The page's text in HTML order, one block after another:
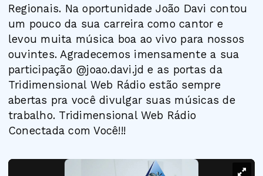
Regionais. Na oportunidade João Davi contou
um pouco da sua carreira como cantor e
levou muita música boa ao vivo para nossos
ouvintes. Agradecemos imensamente a sua
participação @joao.davi.jd e as portas da
Tridimensional Web Rádio estão sempre
abertas pra você divulgar suas músicas de
trabalho. Tridimensional Web Rádio
Conectada com Você!!!